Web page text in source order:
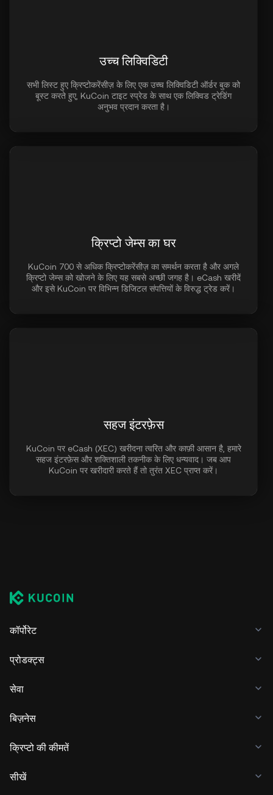
उच्च लिक्विडिटी
सभी लिस्ट हुए क्रिप्टोकरेंसीज़ के लिए एक उच्च लिक्विडिटी ऑर्डर बुक को
बूस्ट करते हुए, KuCoin टाइट स्प्रेड के साथ एक लिक्विड ट्रेडिंग
अनुभव प्रदान करता है।
क्रिप्टो जेम्स का घर
KuCoin 700 से अधिक क्रिप्टोकरेंसीज़ का समर्थन करता है और अगले
क्रिप्टो जेम्स को खोजने के लिए यह सबसे अच्छी जगह है। eCash खरीदें
और इसे KuCoin पर विभिन्न डिजिटल संपत्तियों के विरुद्ध ट्रेड करें।
सहज इंटरफ़ेस
KuCoin पर eCash (XEC) खरीदना त्वरित और काफ़ी आसान है, हमारे
सहज इंटरफ़ेस और शक्तिशाली तकनीक के लिए धन्यवाद। जब आप
KuCoin पर खरीदारी करते हैं तो तुरंत XEC प्राप्त करें।
कॉर्पोरेट
प्रोडक्ट्स
सेवा
बिज़नेस
क्रिप्टो की कीमतें
सीखें